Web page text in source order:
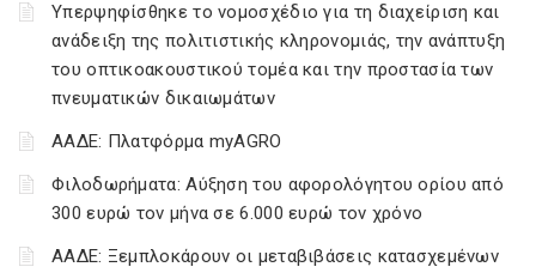
Υπερψηφίσθηκε το νομοσχέδιο για τη διαχείριση και
ανάδειξη της πολιτιστικής κληρονομιάς, την ανάπτυξη
του οπτικοακουστικού τομέα και την προστασία των
πνευματικών δικαιωμάτων
ΑΑΔΕ: Πλατφόρμα myAGRO
Φιλοδωρήματα: Αύξηση του αφορολόγητου ορίου από
300 ευρώ τον μήνα σε 6.000 ευρώ τον χρόνο
ΑΑΔΕ: Ξεμπλοκάρουν οι μεταβιβάσεις κατασχεμένων